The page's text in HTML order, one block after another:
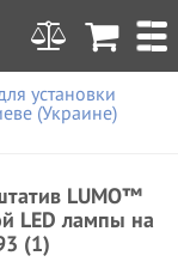
установки
(Украине)
LUMO™
LED лампы на
(1)